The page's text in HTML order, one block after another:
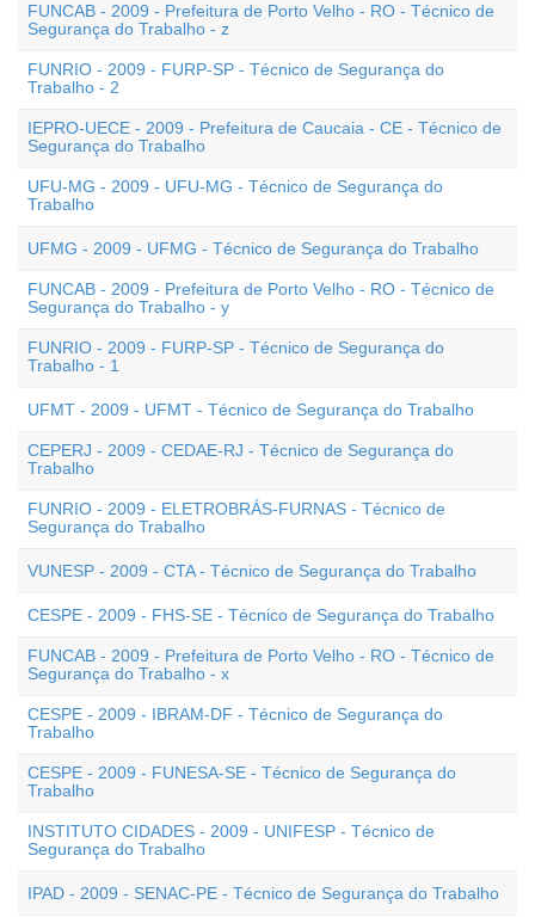
FUNCAB - 2009 - Prefeitura de Porto Velho - RO - Técnico de
Segurança do Trabalho - z
FUNRIO - 2009 - FURP-SP - Técnico de Segurança do
Trabalho - 2
IEPRO-UECE - 2009 - Prefeitura de Caucaia - CE - Técnico de
Segurança do Trabalho
UFU-MG - 2009 - UFU-MG - Técnico de Segurança do
Trabalho
UFMG - 2009 - UFMG - Técnico de Segurança do Trabalho
FUNCAB - 2009 - Prefeitura de Porto Velho - RO - Técnico de
Segurança do Trabalho - y
FUNRIO - 2009 - FURP-SP - Técnico de Segurança do
Trabalho - 1
UFMT - 2009 - UFMT - Técnico de Segurança do Trabalho
CEPERJ - 2009 - CEDAE-RJ - Técnico de Segurança do
Trabalho
FUNRIO - 2009 - ELETROBRÁS-FURNAS - Técnico de
Segurança do Trabalho
VUNESP - 2009 - CTA - Técnico de Segurança do Trabalho
CESPE - 2009 - FHS-SE - Técnico de Segurança do Trabalho
FUNCAB - 2009 - Prefeitura de Porto Velho - RO - Técnico de
Segurança do Trabalho - x
CESPE - 2009 - IBRAM-DF - Técnico de Segurança do
Trabalho
CESPE - 2009 - FUNESA-SE - Técnico de Segurança do
Trabalho
INSTITUTO CIDADES - 2009 - UNIFESP - Técnico de
Segurança do Trabalho
IPAD - 2009 - SENAC-PE - Técnico de Segurança do Trabalho